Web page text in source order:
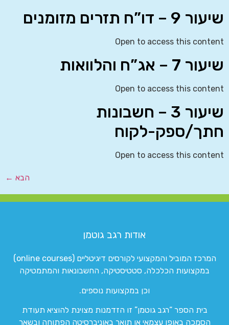
שיעור 9 – דו”ח תזרים מזומנים
Open to access this content
שיעור 7 – אג”ח והלוואות
Open to access this content
שיעור 3 – חשבונות
חתך/ספק-לקוח
Open to access this content
הבא ←
אודות רגב גוטמן
המרכז המוביל והמקצועי לקורסים דיגיטליים (online courses)
במקצועות הכלכלה, סטטיסטיקה, החשבונאות והמתמטיקה
וכן במקצועות נוספים.
בית הספר “רגב גוטמן” זו הזדמנות מצוינת להוציא תעודת
הסמכה באופן עצמאי או תואר באוניברסיטה הפתוחה ובשאר